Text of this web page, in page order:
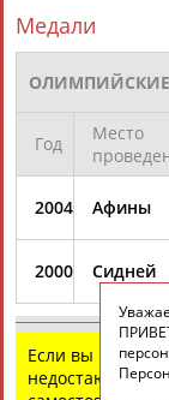
ЦЕЛИ ПРОЕКТА
Вопросы
© Стадион, 1998-2026
Разработка и
Адресов в
Медали
Год
Место
2004 Афины
2000 Сидней
Если вы нашли
недостающую